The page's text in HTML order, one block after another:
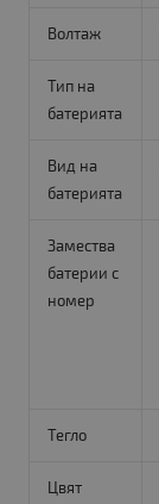
Волтаж
Тип на
батерията
Вид на
батерията
Замества
батерии с
номер
Тегло
Цвят